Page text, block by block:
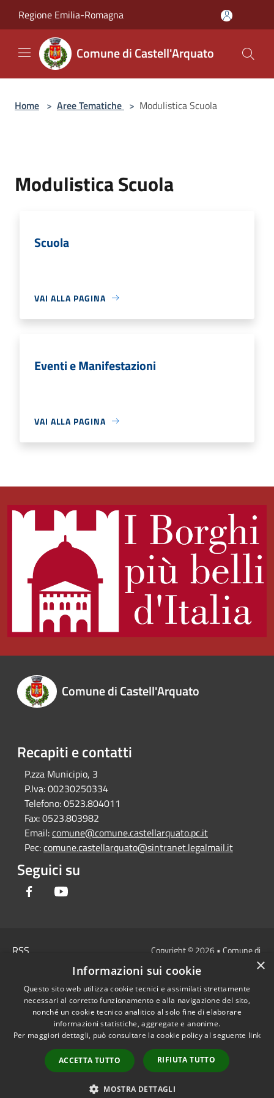
Regione Emilia-Romagna
Comune di Castell'Arquato
Home > Aree Tematiche > Modulistica Scuola
Modulistica Scuola
Scuola
VAI ALLA PAGINA
Eventi e Manifestazioni
VAI ALLA PAGINA
Comune di Castell'Arquato
Recapiti e contatti
P.zza Municipio, 3
P.Iva:00230250334
Telefono:0523.804011
Fax:0523.803982
Email:comune@comune.castellarquato.pc.it
Pec:comune.castellarquato@sintranet.legalmail.it
Seguici su
Facebook
RSS
Cookie
Mappa del sito
DICHIARAZIONE DI
ACCESSIBILITA'
Privacy: allegati
OBIETTIVI DI
Copyright © 2026 • Comune di
Castell'Arquato • Powered by
redazione
×
Informazioni sui cookie
Questo sito web utilizza cookie tecnici e assimilati strettamente
necessari al corretto funzionamento e alla navigazione del sito,
nonché un cookie tecnico analitico al solo fine di elaborare
informazioni statistiche, aggregate e anonime.
Per maggiori dettagli, può consultare la cookie policy al seguente link
ACCETTA TUTTO RIFIUTA TUTTO
MOSTRA DETTAGLI